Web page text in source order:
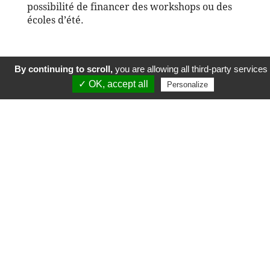
possibilité de financer des workshops ou des
écoles d’été.
Histoire suivante
By continuing to scroll, you are allowing all third-party services
✓ OK, accept all
Personalize